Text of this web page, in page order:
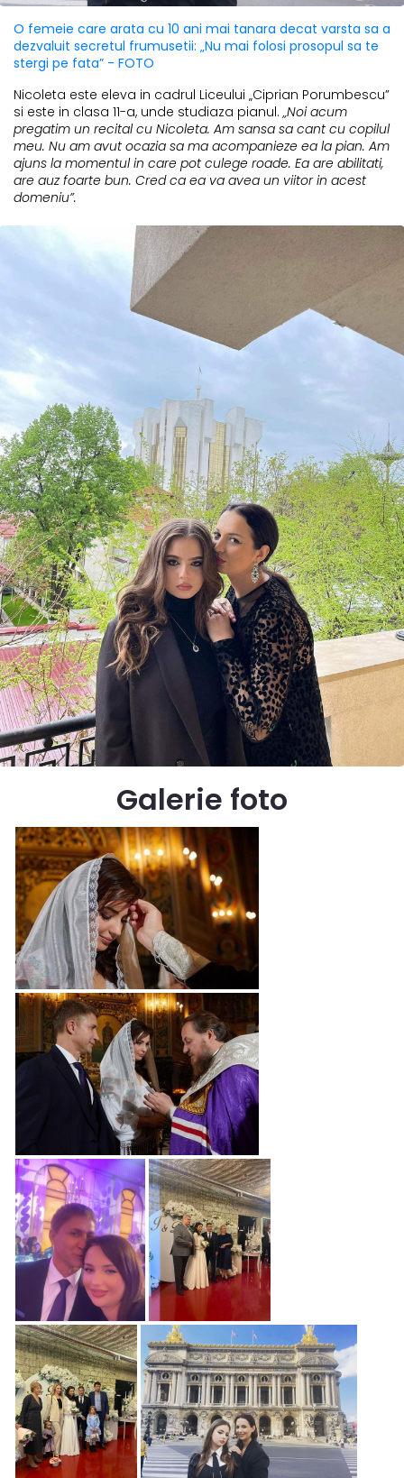
O femeie care arata cu 10 ani mai tanara decat varsta sa a
dezvaluit secretul frumusetii: „Nu mai folosi prosopul sa te
stergi pe fata” - FOTO
Nicoleta este eleva in cadrul Liceului „Ciprian Porumbescu”
si este in clasa 11-a, unde studiaza pianul.„Noi acum
pregatim un recital cu Nicoleta. Am sansa sa cant cu copilul
meu. Nu am avut ocazia sa ma acompanieze ea la pian. Am
ajuns la momentul in care pot culege roade. Ea are abilitati,
are auz foarte bun. Cred ca ea va avea un viitor in acest
domeniu”.
Galerie foto